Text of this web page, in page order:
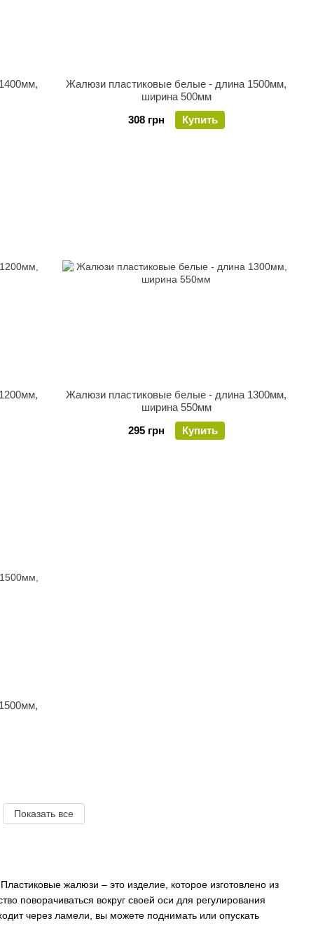
жалюзи – это изделие, которое изготовлено из
поворачиваться вокруг своей оси для регулирования
через ламели, вы можете поднимать или опускать
Жалюзи пластиковые белые - длина 1500мм,
ширина 500мм
308 грн
Купить
Жалюзи пластиковые белые - длина 1300мм,
ширина 550мм
295 грн
Купить
Показать все